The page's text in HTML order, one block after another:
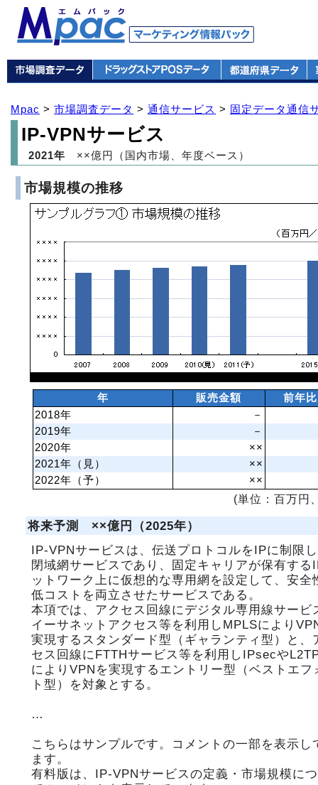
Mpac > 市場調査データ > 通信サービス > 固定データ通信
IP-VPNサービス
2021年 ××億円（国内市場、年度ベース）
市場規模の推移
年 販売金額
前年比
2018年
－
2019年
－
2020年
××
2021年（見）
××
2022年（予）
××
(単位：百万円
将来予測 ××億円（2025年）
IP-VPNサービスは、伝送プロトコルをIPに制限
閉域網サービスであり、固定キャリアが保有する
ットワーク上に仮想的な専用網を設定して、安全
低コストを両立させたサービスである。
本項では、アクセス回線にデジタル専用線サービ
イーサネットアクセス等を利用しMPLSにより
実現するスタンダード型（ギャランティ型）と、
セス回線にFTTHサービス等を利用しIPsecや
によりVPNを実現するエントリー型（ベストエフ
ト型）を対象とする。
…
こちらはサンプルです。コメントの一部を表示し
ます。
有料版は、IP-VPNサービスの定義・市場規模に